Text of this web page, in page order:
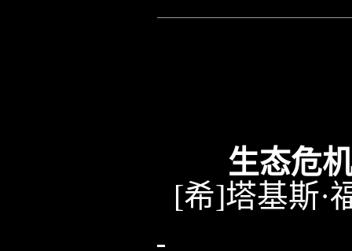
生态危
[希]塔基斯·